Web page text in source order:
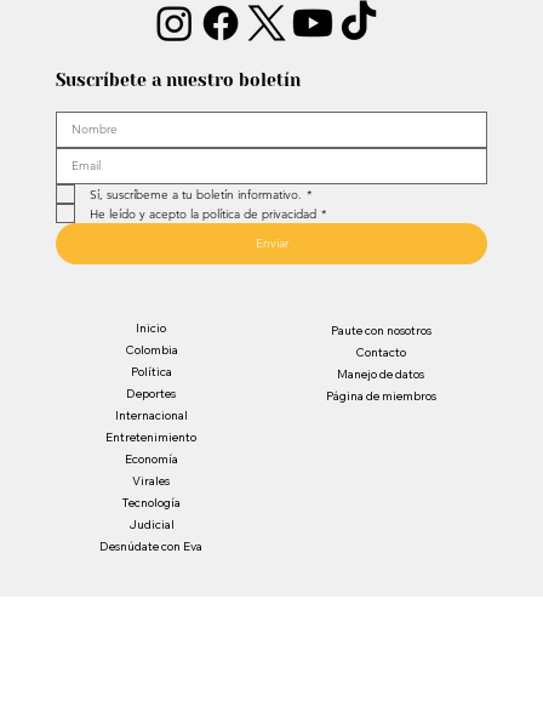
Suscríbete a nuestro boletín
Sí, suscríbeme a tu boletín informativo. *
He leído y acepto la política de privacidad *
Enviar
Inicio
Colombia
Política
Deportes
Internacional
Entretenimiento
Economía
Virales
Tecnología
Judicial
Desnúdate con Eva
Paute con nosotros
Contacto
Manejo de datos
Página de miembros